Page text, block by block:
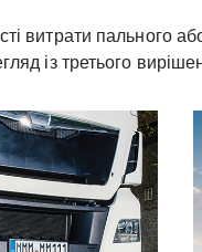
витрати пального
із третього